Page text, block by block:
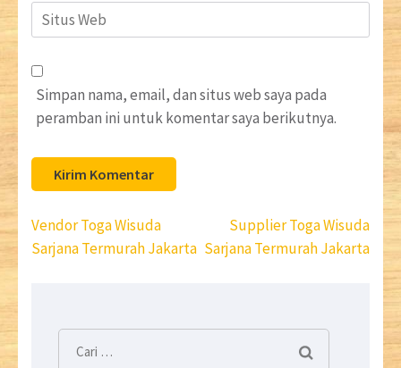
Situs
Web
Simpan nama, email, dan situs web saya pada
peramban ini untuk komentar saya berikutnya.
Navigasi
pos
Vendor Toga Wisuda
Sarjana Termurah Jakarta
Supplier Toga Wisuda
Sarjana Termurah Jakarta
Cari